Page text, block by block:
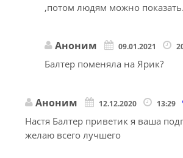
,потом людям можно
Аноним 09.01.2021
Балтер поменяла на Ярик?
Аноним 12.12.2020 13:29
Настя Балтер приветик я ваша
желаю всего лучшего